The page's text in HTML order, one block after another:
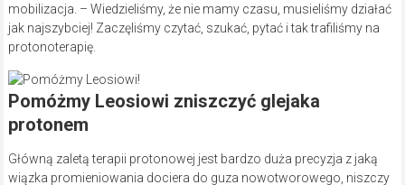
mobilizacja. – Wiedzieliśmy, że nie mamy czasu, musieliśmy działać
jak najszybciej! Zaczęliśmy czytać, szukać, pytać i tak trafiliśmy na
protonoterapię.
Pomóżmy Leosiowi zniszczyć glejaka
protonem
Główną zaletą terapii protonowej jest bardzo duża precyzja z jaką
wiązka promieniowania dociera do guza nowotworowego, niszczy